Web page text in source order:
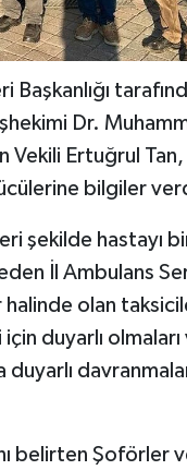
Başkanlığı
Dr.
Ertuğrul Tan,
bilgiler
şekilde hastayı
İl Ambulans
olan
duyarlı
belirten Şoförler